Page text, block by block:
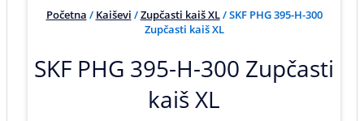
Početna / Kaiševi /Zupčasti kaiš XL/ SKF PHG 395-H-300
Zupčasti kaiš XL
SKF PHG 395-H-300 Zupčasti
kaiš XL